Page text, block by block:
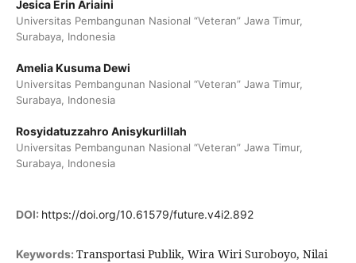
Jesica Erin Ariaini
Universitas Pembangunan Nasional “Veteran” Jawa Timur,
Surabaya, Indonesia
Amelia Kusuma Dewi
Universitas Pembangunan Nasional “Veteran” Jawa Timur,
Surabaya, Indonesia
Rosyidatuzzahro Anisykurlillah
Universitas Pembangunan Nasional “Veteran” Jawa Timur,
Surabaya, Indonesia
DOI: https://doi.org/10.61579/future.v4i2.892
Keywords: Transportasi Publik, Wira Wiri Suroboyo, Nilai